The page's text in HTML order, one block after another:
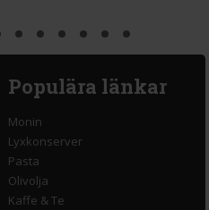
Populära länkar
Monin
Lyxkonserver
Pasta
Olivolja
Kaffe & Te